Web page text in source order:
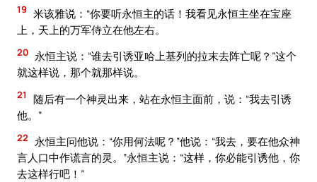
19 米该雅说：“你要听永恒主的话！我看见永恒主坐在宝座
上，天上的万军侍立在他左右。
20 永恒主说：“谁去引诱亚哈上基列的拉末去阵亡呢？”这个
就这样说，那个就那样说。
21
随后有一个神灵出来，站在永恒主面前，说：“我去引诱
他。”
22
永恒主问他说：“你用何法呢？”他说：“我去，要在他众神
言人口中作谎言的灵。”永恒主说：“这样，你必能引诱他，你
去这样行吧！”